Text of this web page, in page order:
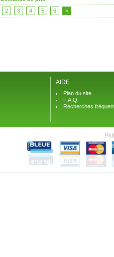
2 3 4 5 6 >
AIDE
Plan du site
F.A.Q.
Recherches